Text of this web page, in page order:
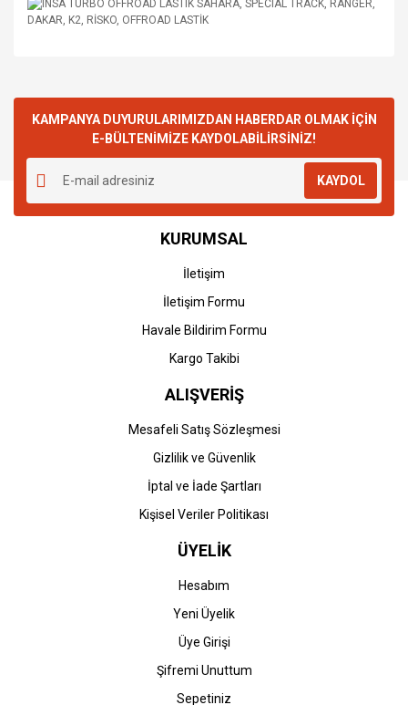
KAMPANYA DUYURULARIMIZDAN HABERDAR OLMAK İÇİN
E-BÜLTENİMİZE KAYDOLABİLİRSİNİZ!
KAYDOL
KURUMSAL
İletişim
İletişim Formu
Havale Bildirim Formu
Kargo Takibi
ALIŞVERİŞ
Mesafeli Satış Sözleşmesi
Gizlilik ve Güvenlik
İptal ve İade Şartları
Kişisel Veriler Politikası
ÜYELİK
Hesabım
Yeni Üyelik
Üye Girişi
Şifremi Unuttum
Sepetiniz